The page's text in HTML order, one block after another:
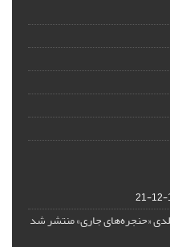
«حنجره‌های جاری» منتشر شد